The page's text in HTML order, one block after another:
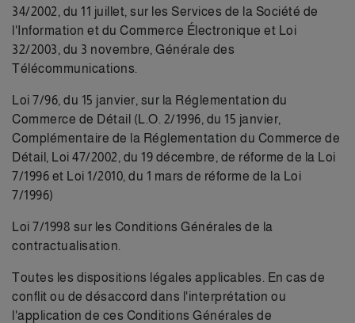
34/2002, du 11 juillet, sur les Services de la Société de
l'Information et du Commerce Électronique et Loi
32/2003, du 3 novembre, Générale des
Télécommunications.
Loi 7/96, du 15 janvier, sur la Réglementation du
Commerce de Détail (L.O. 2/1996, du 15 janvier,
Complémentaire de la Réglementation du Commerce de
Détail, Loi 47/2002, du 19 décembre, de réforme de la Loi
7/1996 et Loi 1/2010, du 1 mars de réforme de la Loi
7/1996)
Loi 7/1998 sur les Conditions Générales de la
contractualisation.
Toutes les dispositions légales applicables. En cas de
conflit ou de désaccord dans l'interprétation ou
l'application de ces Conditions Générales de